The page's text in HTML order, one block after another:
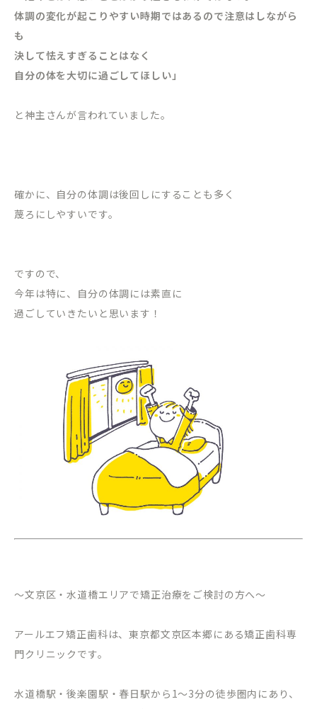
体調の変化が起こりやすい時期ではあるので注意はしながら
も
決して怯えすぎることはなく
自分の体を大切に過ごしてほしい」
と神主さんが言われていました。
確かに、自分の体調は後回しにすることも多く
蔑ろにしやすいです。
ですので、
今年は特に、自分の体調には素直に
過ごしていきたいと思います！
～文京区・水道橋エリアで矯正治療をご検討の方へ～
アールエフ矯正歯科は、東京都文京区本郷にある矯正歯科専
門クリニックです。
水道橋駅・後楽園駅・春日駅から 1～3分の徒歩圏内にあり、